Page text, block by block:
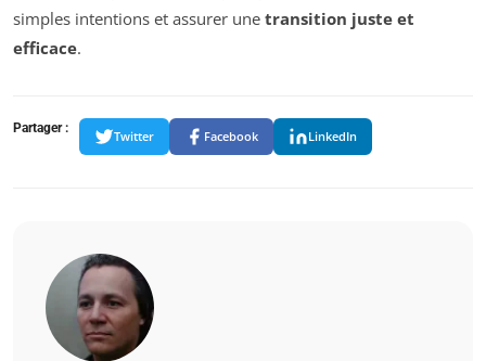
simples intentions et assurer une transition juste et
efficace.
Partager :
Twitter Facebook LinkedIn